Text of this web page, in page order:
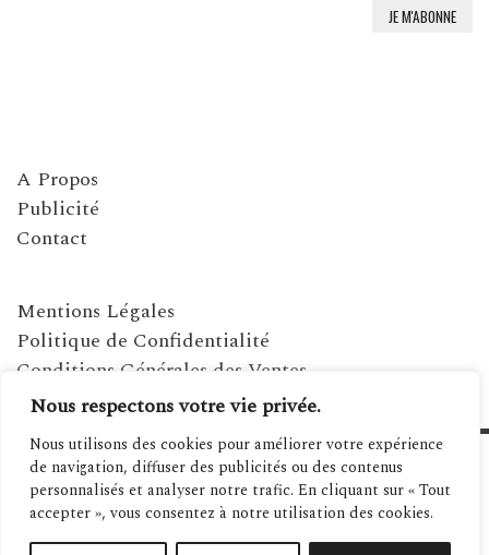
Nous respectons votre vie privée.
Nous utilisons des cookies pour améliorer votre expérience
de navigation, diffuser des publicités ou des contenus
personnalisés et analyser notre trafic. En cliquant sur « Tout
accepter », vous consentez à notre utilisation des cookies.
A Propos
Publicité
Contact
Mentions Légales
Politique de Confidentialité
Conditions Générales des Ventes